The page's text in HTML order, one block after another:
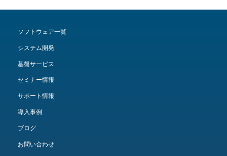
ソフトウェア一覧
システム開発
基盤サービス
セミナー情報
サポート情報
導入事例
ブログ
お問い合わせ